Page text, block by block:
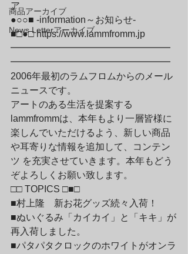
商品アーカイブ
News Letterアーカイブ
ア
●○○■ -information～お知らせ-
■□●□ https://www.lammfromm.jp
━━━━━━━━━━━━━━━━━
━━━━━━━━━━━━━━━━━
2006年最初のラムフロムからのメール
ニュースです。
アートのある生活を提案する
lammfrommは、本年もより一層皆様に
楽しんでいただけるよう、新しい商品
や耳寄りな情報を追加して、コンテン
ツ を充実させていきます。本年もどう
ぞよろしくお願い致します。
□□ TOPICS □■□
■村上隆　新お花グッズ続々入荷！
■ぬいぐるみ「カイカイ」と「キキ」が
再入荷しました。
■パタパタクロックのホワイトがオンラ